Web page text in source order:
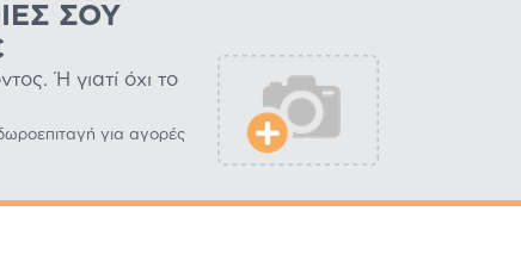
ΣΟΥ
Ή γιατί όχι το
για αγορές